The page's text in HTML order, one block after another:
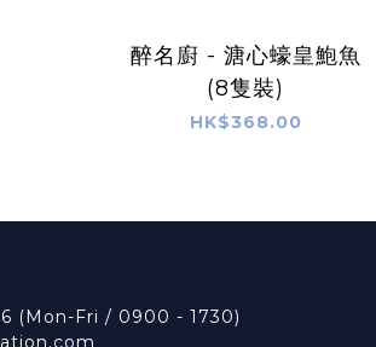
醉名廚 - 溏心蠔皇鮑魚
(8隻裝)
HK$368.00
(Mon-Fri / 0900 - 1730)